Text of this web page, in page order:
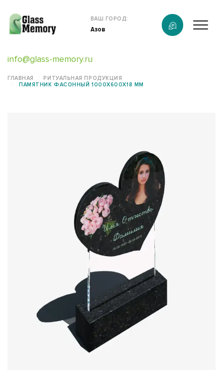
info@glass-memory.ru
ВАШ ГОРОД:
Азов
Продукция
Наши работы
информация
Контакты
ГЛАВНАЯ
РИТУАЛЬНАЯ ПРОДУКЦИЯ
ПАМЯТНИК ФАСОННЫЙ 1000X600X18 ММ